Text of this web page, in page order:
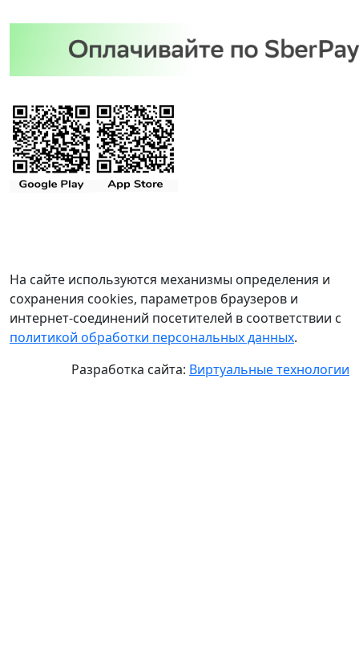
На сайте используются механизмы определения и
сохранения cookies, параметров браузеров и
интернет-соединений посетителей в соответствии с
политикой обработки персональных данных.
Разработка сайта: Виртуальные технологии